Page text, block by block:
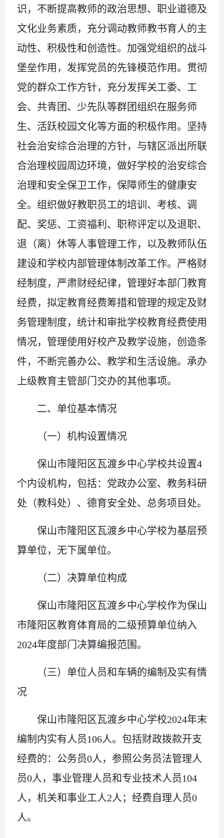
识，不断提高教师的政治思想、职业道德及
文化业务素质，充分调动教师教书育人的主
动性、积极性和创造性。加强党组织的战斗
堡垒作用，发挥党员的先锋模范作用。贯彻
党的群众工作方针，充分发挥关工委、工
会、共青团、少先队等群团组织在服务师
生、活跃校园文化等方面的积极作用。坚持
社会治安综合治理的方针，与辖区派出所联
合治理校园周边环境，做好学校的治安综合
治理和安全保卫工作，保障师生的健康安
全。组织做好教职员工的培训、考核、调
配、奖惩、工资福利、职称评定以及退职、
退（离）休等人事管理工作，以及教师队伍
建设和学校内部管理体制改革工作。严格财
经制度，严肃财经纪律，管理好本部门教育
经费，拟定教育经费筹措和管理的规定及财
务管理制度，统计和审批学校教育经费使用
情况，管理使用好校产及教学设施，创造条
件，不断完善办公、教学和生活设施。承办
上级教育主管部门交办的其他事项。
二、 单位基本情况
（一）机构设置情况
保山市隆阳区瓦渡乡中心学校共设置4
个内设机构，包括：党政办公室、教务科研
处（教科处）、德育安全处、总务项目处。
保山市隆阳区瓦渡乡中心学校为基层预
算单位，无下属单位。
（二） 决算单位构成
保山市隆阳区瓦渡乡中心学校作为保山
市隆阳区教育体育局的二级预算单位纳入
2024年度部门决算编报范围。
（三） 单位人员和车辆的编制及实有情
况
保山市隆阳区瓦渡乡中心学校2024年末
编制内实有人员106人。 包括财政拨款开支
经费的： 公务员0人， 参照公务员法管理人
员0人 ， 事业管理人员和专业技术人员104
人，机关和事业工人2人 ；经费自理人员0
人。